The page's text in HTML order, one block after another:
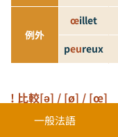
例外
œillet
peureux
! 比較[ə] / [ø] / [œ]
一般法語